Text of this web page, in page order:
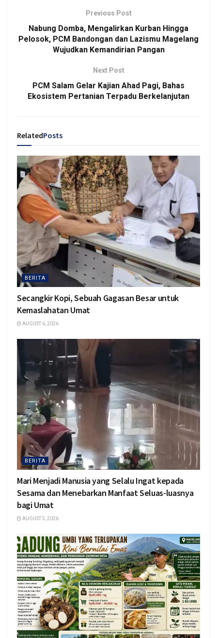
Previous Post
Nabung Domba, Mengalirkan Kurban Hingga
Pelosok, PCM Bandongan dan Lazismu Magelang
Wujudkan Kemandirian Pangan
Next Post
PCM Salam Gelar Kajian Ahad Pagi, Bahas
Ekosistem Pertanian Terpadu Berkelanjutan
RelatedPosts
BERITA
Secangkir Kopi, Sebuah Gagasan Besar untuk
Kemaslahatan Umat
AUGUST 6, 2026
BERITA
Mari Menjadi Manusia yang Selalu Ingat kepada
Sesama dan Menebarkan Manfaat Seluas-luasnya
bagi Umat
AUGUST 5, 2026